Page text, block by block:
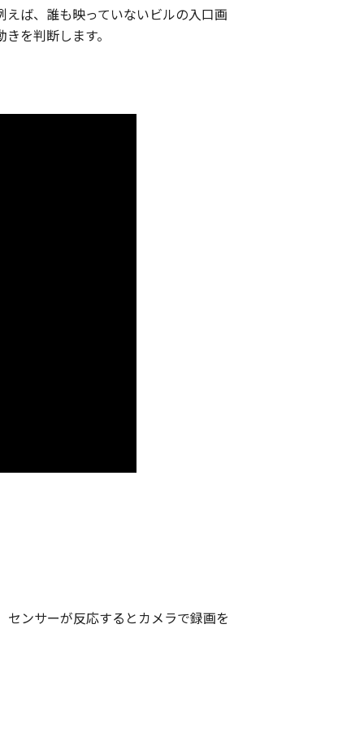
ば、誰も映っていないビルの入口画
を判断します。
ンサーが反応するとカメラで録画を